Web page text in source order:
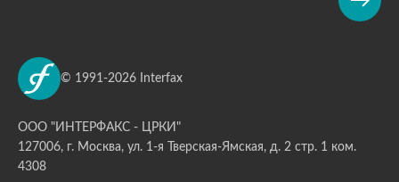
© 1991-2026 Interfax
ООО "ИНТЕРФАКС - ЦРКИ"
127006, г. Москва, ул. 1-я Тверская-Ямская, д. 2 стр. 1 ком.
4308